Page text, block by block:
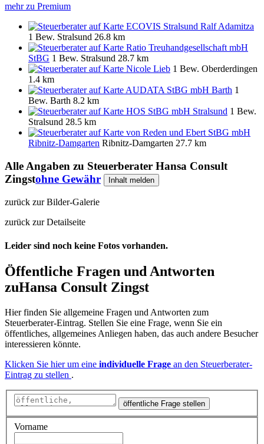
mehr zu Premium
ECOVIS Stralsund Ralf Adamitza
1 Bew. Stralsund 26.8 km
Ratio Treuhandgesellschaft mbH
StBG 1 Bew. Stralsund 28.7 km
Nicole Lieb 1 Bew. Oberderdingen
1.4 km
AUDATA StBG mbH Barth 1
Bew. Barth 8.2 km
HOS StBG mbH Stralsund 1 Bew.
Stralsund 28.5 km
von Reden und Ebert StBG mbH
Ribnitz-Damgarten Ribnitz-Damgarten 27.7 km
Alle Angaben zu Steuerberater Hansa Consult
Zingstohne Gewähr Inhalt melden
zurück zur Bilder-Galerie
zurück zur Detailseite
Leider sind noch keine Fotos vorhanden.
Öffentliche Fragen und Antworten
zuHansa Consult Zingst
Hier finden Sie allgemeine Fragen und Antworten zum
Steuerberater-Eintrag. Stellen Sie eine Frage, wenn Sie ein
öffentliches, allgemeines Anliegen haben, das auch andere Besucher
interessieren könnte.
Klicken Sie hier um eine individuelle Frage an den Steuerberater-
Eintrag zu stellen .
öffentliche Frage stellen
Vorname